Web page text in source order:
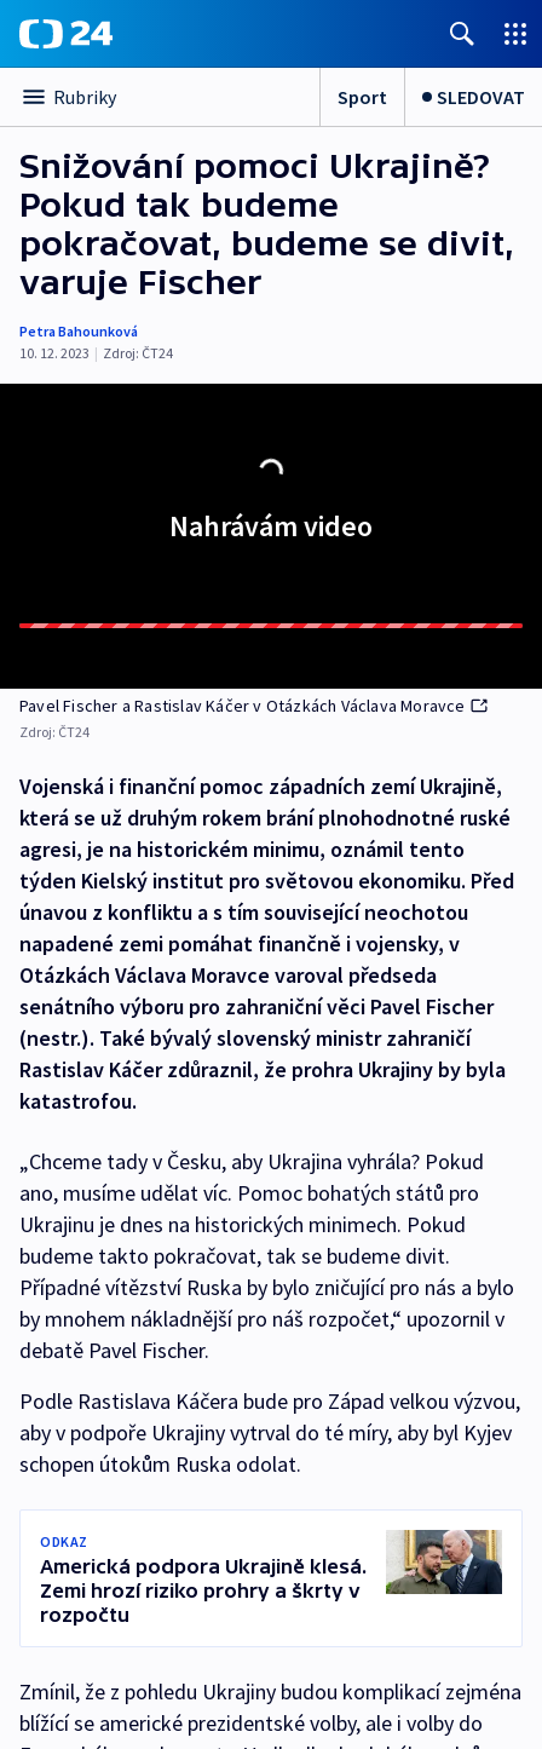
Rubriky Sport SLEDOVAT
Snižování pomoci Ukrajině?
Pokud tak budeme
pokračovat, budeme se divit,
varuje Fischer
Petra Bahounková
10. 12. 2023 | Zdroj: ČT24
Nahrávám video
Pavel Fischer a Rastislav Káčer v Otázkách Václava Moravce
Zdroj: ČT24
Vojenská i finanční pomoc západních zemí Ukrajině,
která se už druhým rokem brání plnohodnotné ruské
agresi, je na historickém minimu, oznámil tento
týden Kielský institut pro světovou ekonomiku. Před
únavou z konfliktu a s tím související neochotou
napadené zemi pomáhat finančně i vojensky, v
Otázkách Václava Moravce varoval předseda
senátního výboru pro zahraniční věci Pavel Fischer
(nestr.). Také bývalý slovenský ministr zahraničí
Rastislav Káčer zdůraznil, že prohra Ukrajiny by byla
katastrofou.
„Chceme tady v Česku, aby Ukrajina vyhrála? Pokud
ano, musíme udělat víc. Pomoc bohatých států pro
Ukrajinu je dnes na historických minimech. Pokud
budeme takto pokračovat, tak se budeme divit.
Případné vítězství Ruska by bylo zničující pro nás a bylo
by mnohem nákladnější pro náš rozpočet,“ upozornil v
debatě Pavel Fischer.
Podle Rastislava Káčera bude pro Západ velkou výzvou,
aby v podpoře Ukrajiny vytrval do té míry, aby byl Kyjev
schopen útokům Ruska odolat.
ODKAZ
Americká podpora Ukrajině klesá.
Zemi hrozí riziko prohry a škrty v
rozpočtu
Zmínil, že z pohledu Ukrajiny budou komplikací zejména
blížící se americké prezidentské volby, ale i volby do